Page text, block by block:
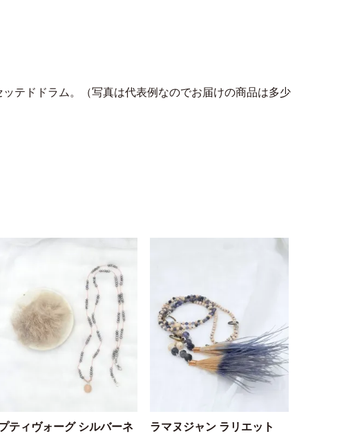
テドドラム。（写真は代表例なのでお届けの商品は多少
ティヴォーグ シルバーネ
ラマヌジャン ラリエット